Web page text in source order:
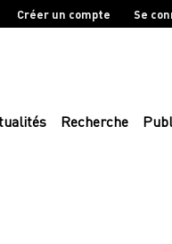
Créer un compte Se
Recherche